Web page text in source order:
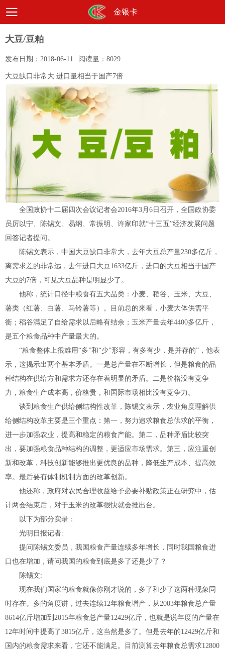
金银卡
大豆/豆粕
发布日期： 2018-06-11 阅读量： 8029
大豆缺口非常大 进口量相当于国产7倍
全国政协十二届四次会议记者会2016年3月6日召开，全国政协委
员厉以宁、陈锡文、易纲、常振明、许家印就“十三五”经济发展问题
回答记者提问。
陈锡文表示，中国大豆缺口非常大，去年大豆总产量230多亿斤，
离需求差的非常远，去年进口大豆1633亿斤，进口的大豆相当于国产
大豆的7倍，可见大豆品种是明显少了。
他称，统计口径中粮食有五大品类：小麦、稻谷、玉米、大豆、
薯类（红薯、白薯、马铃薯等）。目前总的来看，小麦大体供需平
衡；稻谷满足了自给需求以后略有结余；玉米产量去年4400多亿斤，
是五个粮食品种中产量最大的。
“粮食整体上很难用“多”和“少”形容，有多有少，是并存的”，他表
示，这揭示出两个基本矛盾。一是总产量在不断增长，但是粮食的品
种结构在供给方和需求方还存在着明显的矛盾。二是价格没有竞争
力，粮食生产成本高，价格贵，和国际市场相比没有竞争力。
谈到粮食生产供给侧结构性改革，陈锡文表示，农业角度理解供
给侧结构改革主要是三个重点：第一，努力追求粮食总供求的平衡，
进一步加强农业，提高和稳定的粮食产能。第二，品种矛盾比较突
出，要加强粮食品种结构的调整，更适应市场需求。第三，应注重创
新和改革，科技创新能够推出更优良的品种，降低生产成本、提高效
率。最后要有体制机制方面的改革创新。
他还称，政府对农民合理收益给予必要补贴政策正在研究中，估
计两会结束后，对于玉米的改革很快就会推出台。
以下为部分实录：
光明日报记者:
提问陈锡文委员，我国粮食产量连续多年增长，同时我国粮食进
口也在增加，请问我国的粮食到底是多了还是少了？
陈锡文:
现在我们国家的粮食就像你刚才说的，多了和少了这两种现象同
时存在。多的角度讲，过去连续12年粮食增产，从2003年粮食总产量
8614亿斤增加到2015年粮食总产量12429亿斤，也就是说年度的产量在
12年时间中提高了3815亿斤，这当然是多了。但是去年的12429亿斤和
国内的粮食需求来看，它还不能满足。目前测算去年粮食总需求12800